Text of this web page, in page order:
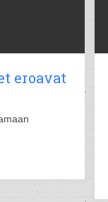
eroavat